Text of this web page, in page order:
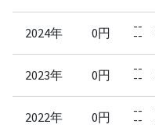
2024年 0円 --
--
2023年 0円 --
--
2022年 0円 --
--